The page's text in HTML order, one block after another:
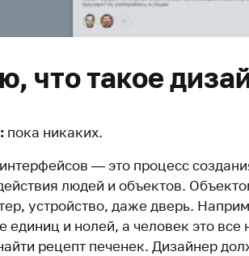
что такое
пока никаких.
— это процесс
людей и объектов.
устройство, даже дверь.
единиц и нолей, а человек это все
рецепт печенек. Дизайнер